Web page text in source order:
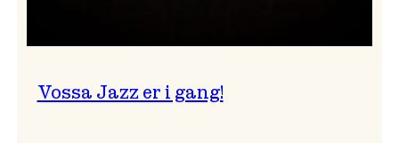
Vossa Jazz er i gang!